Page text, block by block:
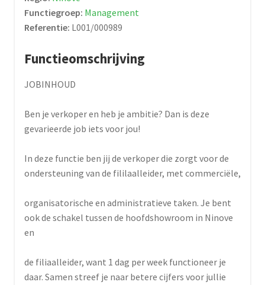
Functiegroep: Management
Referentie: L001/000989
Functieomschrijving
JOBINHOUD
Ben je verkoper en heb je ambitie? Dan is deze
gevarieerde job iets voor jou!
In deze functie ben jij de verkoper die zorgt voor de
ondersteuning van de fililaalleider, met commerciële,
organisatorische en administratieve taken. Je bent
ook de schakel tussen de hoofdshowroom in Ninove
en
de filiaalleider, want 1 dag per week functioneer je
daar. Samen streef je naar betere cijfers voor jullie